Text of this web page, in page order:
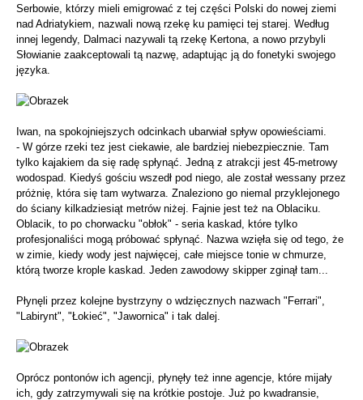
Serbowie, którzy mieli emigrować z tej części Polski do nowej ziemi
nad Adriatykiem, nazwali nową rzekę ku pamięci tej starej. Według
innej legendy, Dalmaci nazywali tą rzekę Kertona, a nowo przybyli
Słowianie zaakceptowali tą nazwę, adaptując ją do fonetyki swojego
języka.
Iwan, na spokojniejszych odcinkach ubarwiał spływ opowieściami.
- W górze rzeki tez jest ciekawie, ale bardziej niebezpiecznie. Tam
tylko kajakiem da się radę spłynąć. Jedną z atrakcji jest 45-metrowy
wodospad. Kiedyś gościu wszedł pod niego, ale został wessany przez
próżnię, która się tam wytwarza. Znaleziono go niemal przyklejonego
do ściany kilkadziesiąt metrów niżej. Fajnie jest też na Oblaciku.
Oblacik, to po chorwacku "obłok" - seria kaskad, które tylko
profesjonaliści mogą próbować spłynąć. Nazwa wzięła się od tego, że
w zimie, kiedy wody jest najwięcej, całe miejsce tonie w chmurze,
którą tworze krople kaskad. Jeden zawodowy skipper zginął tam...
Płynęli przez kolejne bystrzyny o wdzięcznych nazwach "Ferrari",
"Labirynt", "Łokieć", "Jawornica" i tak dalej.
Oprócz pontonów ich agencji, płynęły też inne agencje, które mijały
ich, gdy zatrzymywali się na krótkie postoje. Już po kwadransie,